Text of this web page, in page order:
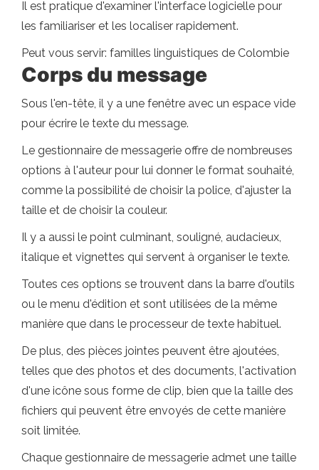
Il est pratique d'examiner l'interface logicielle pour
les familiariser et les localiser rapidement.
Peut vous servir: familles linguistiques de Colombie
Corps du message
Sous l'en-tête, il y a une fenêtre avec un espace vide
pour écrire le texte du message.
Le gestionnaire de messagerie offre de nombreuses
options à l'auteur pour lui donner le format souhaité,
comme la possibilité de choisir la police, d'ajuster la
taille et de choisir la couleur.
Il y a aussi le point culminant, souligné, audacieux,
italique et vignettes qui servent à organiser le texte.
Toutes ces options se trouvent dans la barre d'outils
ou le menu d'édition et sont utilisées de la même
manière que dans le processeur de texte habituel.
De plus, des pièces jointes peuvent être ajoutées,
telles que des photos et des documents, l'activation
d'une icône sous forme de clip, bien que la taille des
fichiers qui peuvent être envoyés de cette manière
soit limitée.
Chaque gestionnaire de messagerie admet une taille